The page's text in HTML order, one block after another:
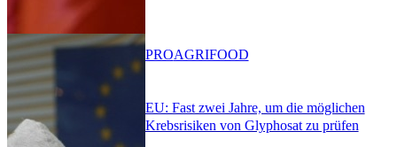
EU: Fast zwei Jahre, um die möglichen
Krebsrisiken von Glyphosat zu prüfen
PROAGRIFOOD